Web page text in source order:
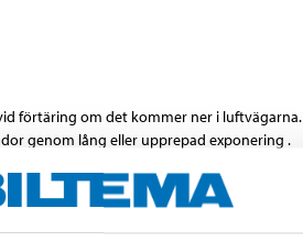
förtäring om det kommer ner i luftvägarna.
genom lång eller upprepad exponering .
för vattenlevande organismer.